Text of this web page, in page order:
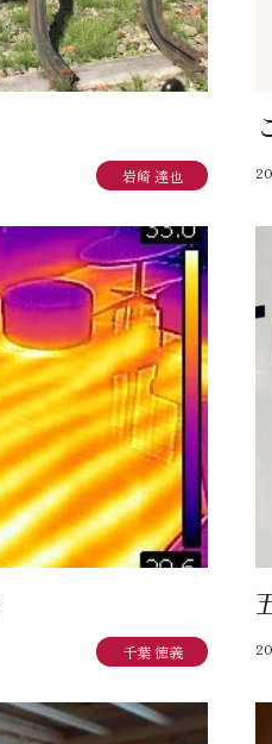
岩崎 達也
千葉 徳義